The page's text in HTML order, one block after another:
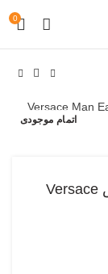
0
اتمام موجودی
عطر مینیاتوری مردانه ورساچه فرش Versace